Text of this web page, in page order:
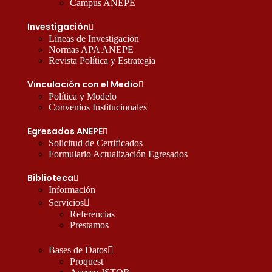
Campus ANEPE
Investigación
Líneas de Investigación
Normas APA ANEPE
Revista Política y Estrategia
Vinculación con el Medio
Política y Modelo
Convenios Institucionales
Egresados ANEPE
Solicitud de Certificados
Formulario Actualización Egresados
Biblioteca
Información
Servicios
Referencias
Prestamos
Bases de Datos
Proquest